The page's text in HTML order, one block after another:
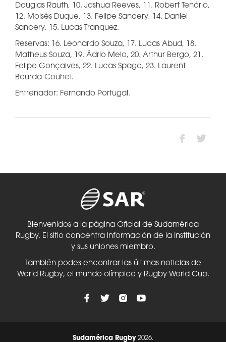
Douglas Rauth, 10. Joshua Reeves, 11. Robert Tenório,
12. Moisés Duque, 13. Felipe Sancery, 14. Daniel
Sancery, 15. Lucas Tranquez.
Reservas: 16. Leonardo Souza, 17. Lucas Abud, 18.
Matheus Souza, 19. Ádrio Melo, 20. Arthur Bergo, 21.
Felipe Gonçalves, 22. Lucas Spago, 23. Laurent
Bourda-Couhet.
Entrenador: Fernando Portugal.
Bienvenidos a la página Oficial de Sudamérica
Rugby. El sitio concentra información de la Institución
y sus uniones miembro.
También podes encontrar las últimas noticias de
World Rugby, el mundo olímpico y Rugby World Cup.
Sudamérica Rugby2026.